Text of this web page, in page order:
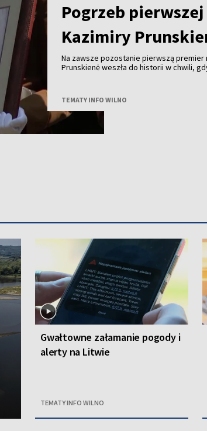
Pogrzeb
Kazimiry
Na zawsze pozostanie pierwszą premier
Prunskienė weszła do historii w chwili,
TEMATY INFO WILNO
Gwałtowne załamanie pogody i
alerty na Litwie
TEMATY INFO WILNO